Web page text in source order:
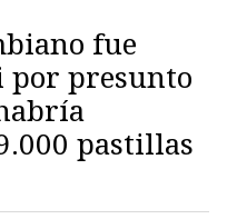
fue
por presunto
pastillas